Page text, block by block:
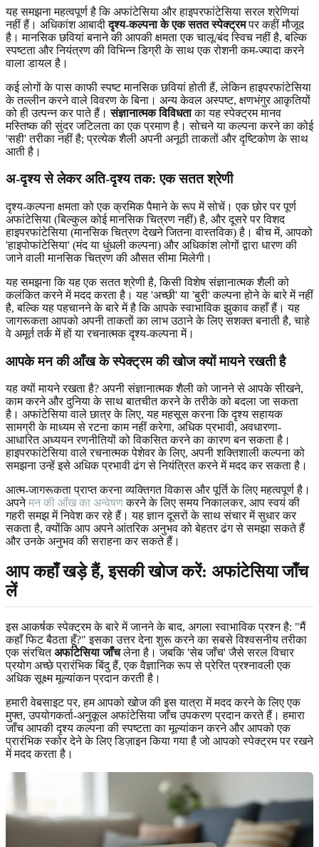
यह समझना महत्वपूर्ण है कि अफांटेसिया और हाइपरफांटेसिया सरल श्रेणियां
नहीं हैं। अधिकांश आबादीदृश्य-कल्पना के एक सतत स्पेक्ट्रमपर कहीं मौजूद
है। मानसिक छवियां बनाने की आपकी क्षमता एक चालू/बंद स्विच नहीं है, बल्कि
स्पष्टता और नियंत्रण की विभिन्न डिग्री के साथ एक रोशनी कम-ज्यादा करने
वाला डायल है।
कई लोगों के पास काफी स्पष्ट मानसिक छवियां होती हैं, लेकिन हाइपरफांटेसिया
के तल्लीन करने वाले विवरण के बिना। अन्य केवल अस्पष्ट, क्षणभंगुर आकृतियों
को ही उत्पन्न कर पाते हैं।संज्ञानात्मक विविधताका यह स्पेक्ट्रम मानव
मस्तिष्क की सुंदर जटिलता का एक प्रमाण है। सोचने या कल्पना करने का कोई
'सही' तरीका नहीं है; प्रत्येक शैली अपनी अनूठी ताकतों और दृष्टिकोण के साथ
आती है।
अ-दृश्य से लेकर अति-दृश्य तक: एक सतत श्रेणी
दृश्य-कल्पना क्षमता को एक क्रमिक पैमाने के रूप में सोचें। एक छोर पर पूर्ण
अफांटेसिया (बिल्कुल कोई मानसिक चित्रण नहीं) है, और दूसरे पर विशद
हाइपरफांटेसिया (मानसिक चित्रण देखने जितना वास्तविक) है। बीच में, आपको
'हाइपोफांटेसिया' (मंद या धुंधली कल्पना) और अधिकांश लोगों द्वारा धारण की
जाने वाली मानसिक चित्रण की औसत सीमा मिलेगी।
यह समझना कि यह एक सतत श्रेणी है, किसी विशेष संज्ञानात्मक शैली को
कलंकित करने में मदद करता है। यह 'अच्छी' या 'बुरी' कल्पना होने के बारे में नहीं
है, बल्कि यह पहचानने के बारे में है कि आपके स्वाभाविक झुकाव कहाँ हैं। यह
जागरूकता आपको अपनी ताकतों का लाभ उठाने के लिए सशक्त बनाती है, चाहे
वे अमूर्त तर्क में हों या रचनात्मक दृश्य-कल्पना में।
आपके मन की आँख के स्पेक्ट्रम की खोज क्यों मायने रखती है
यह क्यों मायने रखता है? अपनी संज्ञानात्मक शैली को जानने से आपके सीखने,
काम करने और दुनिया के साथ बातचीत करने के तरीके को बदला जा सकता
है। अफांटेसिया वाले छात्र के लिए, यह महसूस करना कि दृश्य सहायक
सामग्री के माध्यम से रटना काम नहीं करेगा, अधिक प्रभावी, अवधारणा-
आधारित अध्ययन रणनीतियों को विकसित करने का कारण बन सकता है।
हाइपरफांटेसिया वाले रचनात्मक पेशेवर के लिए, अपनी शक्तिशाली कल्पना को
समझना उन्हें इसे अधिक प्रभावी ढंग से नियंत्रित करने में मदद कर सकता है।
आत्म-जागरूकता प्राप्त करना व्यक्तिगत विकास और पूर्ति के लिए महत्वपूर्ण है।
अपनेमन की आँख का अन्वेषणकरने के लिए समय निकालकर, आप स्वयं की
गहरी समझ में निवेश कर रहे हैं। यह ज्ञान दूसरों के साथ संचार में सुधार कर
सकता है, क्योंकि आप अपने आंतरिक अनुभव को बेहतर ढंग से समझा सकते हैं
और उनके अनुभव की सराहना कर सकते हैं।
आप कहाँ खड़े हैं, इसकी खोज करें: अफांटेसिया जाँच
लें
इस आकर्षक स्पेक्ट्रम के बारे में जानने के बाद, अगला स्वाभाविक प्रश्न है: "मैं
कहाँ फिट बैठता हूँ?" इसका उत्तर देना शुरू करने का सबसे विश्वसनीय तरीका
एक संरचितअफांटेसिया जाँचलेना है। जबकि 'सेब जाँच' जैसे सरल विचार
प्रयोग अच्छे प्रारंभिक बिंदु हैं, एक वैज्ञानिक रूप से प्रेरित प्रश्नावली एक
अधिक सूक्ष्म मूल्यांकन प्रदान करती है।
हमारी वेबसाइट पर, हम आपको खोज की इस यात्रा में मदद करने के लिए एक
मुफ्त, उपयोगकर्ता-अनुकूल अफांटेसिया जाँच उपकरण प्रदान करते हैं। हमारा
जाँच आपकी दृश्य कल्पना की स्पष्टता का मूल्यांकन करने और आपको एक
प्रारंभिक स्कोर देने के लिए डिज़ाइन किया गया है जो आपको स्पेक्ट्रम पर रखने
में मदद करता है।